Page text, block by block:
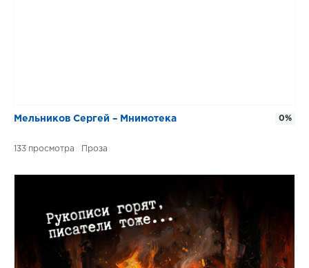
Мельников Сергей – Мнимотека
133 Проза
0%